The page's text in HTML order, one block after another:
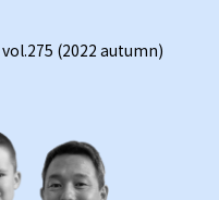
vol.275 (2022 autumn)